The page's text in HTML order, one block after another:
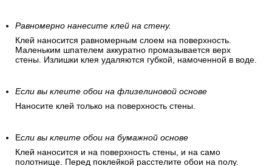
Равномерно нанесите клей на стену.
Клей наносится равномерным слоем на поверхность.
Маленьким шпателем аккуратно промазывается верх
стены. Излишки клея удаляются губкой, намоченной в воде.
Если вы клеите обои на флизелиновой основе
Наносите клей только на поверхность стены.
Если вы клеите обои на бумажной основе
Клей наносится и на поверхность стены, и на само
полотнище. Перед поклейкой расстелите обои на полу.